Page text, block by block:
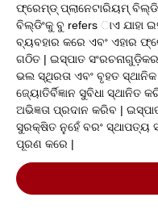
ଫ୍ରେମ୍ଡ୍ ପ୍ଲାନେଟାରିୟମ୍
ବିଲ୍ଡିଂକୁ ବୁ refers ାଏ ଯାହା
ବ୍ୟବହାର କରେ ଏବଂ ଏହାର
ଗଠିତ | ଇସ୍ପାତ
ଭଲ ସ୍ଥିରତା ଏବଂ ବୃହତ
ଜ୍ୟୋତିର୍ବିଜ୍ଞାନ ସୁବିଧା
ଅଭିଜ୍ଞତା ପ୍ରଦାନ କରିବ |
ସୁରକ୍ଷିତ ନୁହେଁ ବରଂ ସ୍ଥାପତ୍ୟ
ପୂରଣ କରେ |